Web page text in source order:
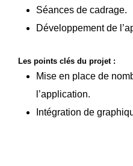
Séances de cadrage.
Développement de
Les points clés du projet :
Mise en place de
l’application.
Intégration de